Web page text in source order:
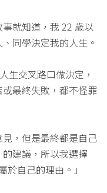
就知道，我 22 歲以
同學決定我的人生。
生交叉路口做決定，
最終失敗，都不怪罪
，但是最終都是自己
建議，所以我選擇
自己的理由。」